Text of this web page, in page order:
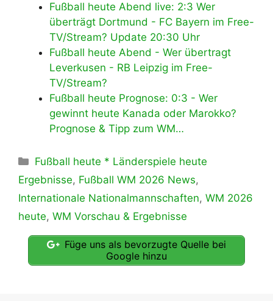
Fußball heute Abend live: 2:3 Wer
überträgt Dortmund - FC Bayern im Free-
TV/Stream? Update 20:30 Uhr
Fußball heute Abend - Wer übertragt
Leverkusen - RB Leipzig im Free-
TV/Stream?
Fußball heute Prognose: 0:3 - Wer
gewinnt heute Kanada oder Marokko?
Prognose & Tipp zum WM…
Kategorien
Fußball heute * Länderspiele heute
Ergebnisse, Fußball WM 2026 News,
Internationale Nationalmannschaften, WM 2026
heute, WM Vorschau & Ergebnisse
Füge uns als bevorzugte Quelle bei
Google hinzu